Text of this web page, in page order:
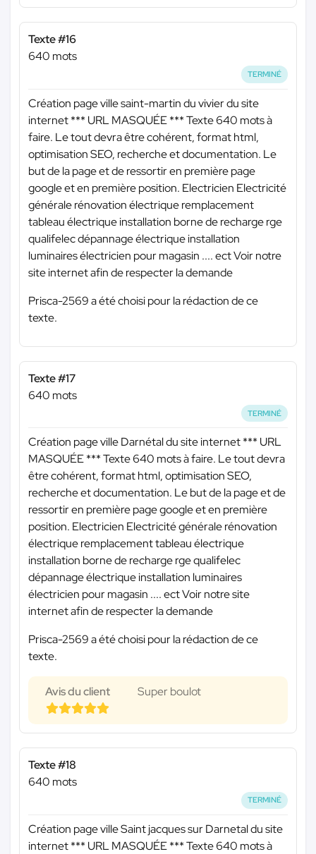
Texte #16
640 mots
TERMINÉ
Création page ville saint-martin du vivier du site
internet*** URL MASQUÉE ***Texte 640 mots à
faire. Le tout devra être cohérent, format html,
optimisation SEO, recherche et documentation. Le
but de la page et de ressortir en première page
google et en première position. Electricien Electricité
générale rénovation électrique remplacement
tableau électrique installation borne de recharge rge
qualifelec dépannage électrique installation
luminaires électricien pour magasin .... ect Voir notre
site internet afin de respecter la demande
Prisca-2569 a été choisi pour la rédaction de ce
texte.
Texte #17
640 mots
TERMINÉ
Création page ville Darnétal du site internet*** URL
MASQUÉE ***Texte 640 mots à faire. Le tout devra
être cohérent, format html, optimisation SEO,
recherche et documentation. Le but de la page et de
ressortir en première page google et en première
position. Electricien Electricité générale rénovation
électrique remplacement tableau électrique
installation borne de recharge rge qualifelec
dépannage électrique installation luminaires
électricien pour magasin .... ect Voir notre site
internet afin de respecter la demande
Prisca-2569 a été choisi pour la rédaction de ce
texte.
Avis du client Super boulot
Texte #18
640 mots
TERMINÉ
Création page ville Saint jacques sur Darnetal du site
internet*** URL MASQUÉE ***Texte 640 mots à